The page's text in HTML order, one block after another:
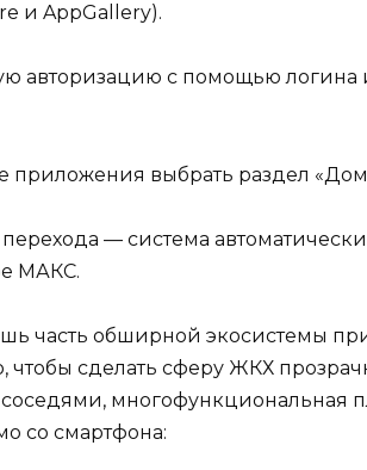
и AppGallery).
авторизацию с помощью логина
приложения выбрать раздел
— система
МАКС.
часть обширной экосистемы
чтобы сделать сферу ЖКХ
многофункциональная
со смартфона: